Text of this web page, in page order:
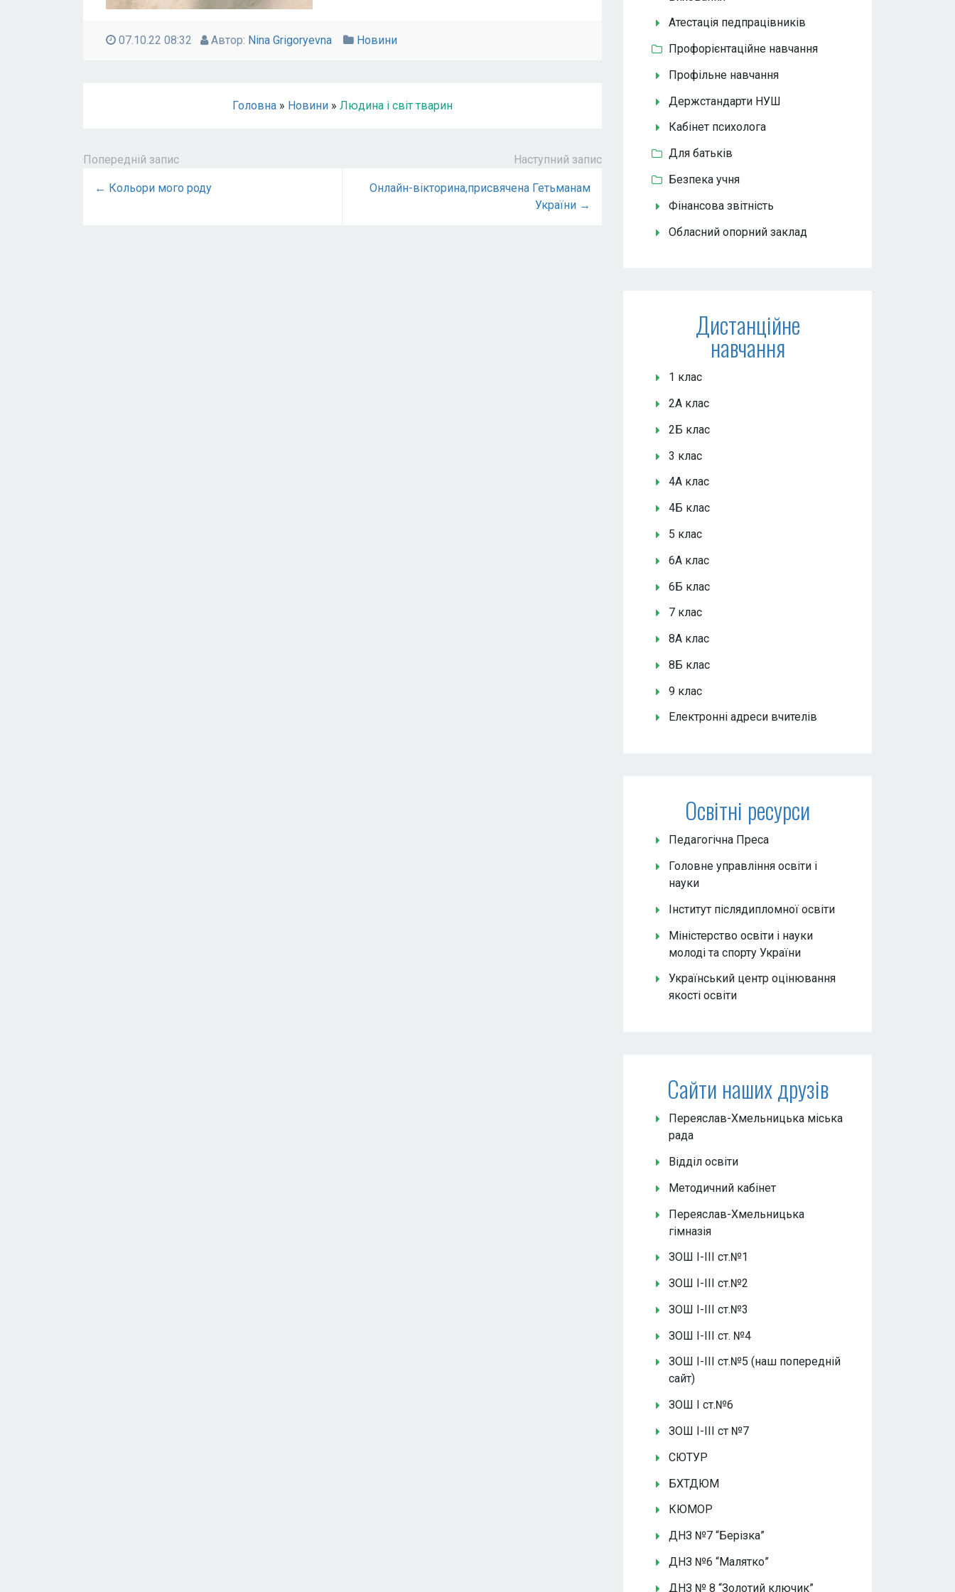
07.10.22 08:32 Автор: Nina Grigoryevna Новини
Головна » Новини » Людина і світ тварин
Попередній запис Наступний запис
← Кольори мого роду
Онлайн-вікторина,присвячена Гетьманам
України →
Атестація педпрацівників
Профорієнтаційне навчання
Профільне навчання
Держстандарти НУШ
Кабінет психолога
Для батьків
Безпека учня
Фінансова звітність
Обласний опорний заклад
Дистанційне
навчання
1 клас
2А клас
2Б клас
3 клас
4А клас
4Б клас
5 клас
6А клас
6Б клас
7 клас
8А клас
8Б клас
9 клас
Електронні адреси вчителів
Освітні ресурси
Педагогічна Преса
Головне управління освіти і
науки
Інститут післядипломної освіти
Міністерство освіти і науки
молоді та спорту України
Український центр оцінювання
якості освіти
Сайти наших друзів
Переяслав-Хмельницька міська
рада
Відділ освіти
Методичний кабінет
Переяслав-Хмельницька
гімназія
ЗОШ І-ІІІ ст.№1
ЗОШ І-ІІІ ст.№2
ЗОШ І-ІІІ ст.№3
ЗОШ І-ІІІ ст. №4
ЗОШ І-ІІІ ст.№5 (наш попередній
сайт)
ЗОШ І ст.№6
ЗОШ І-ІІІ ст №7
СЮТУР
БХТДЮМ
КЮМОР
ДНЗ №7 “Берізка”
ДНЗ №6 “Малятко”
ДНЗ № 8 “Золотий ключик”